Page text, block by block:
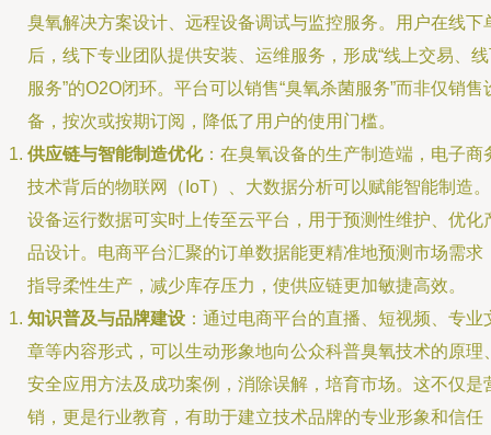
臭氧解决方案设计、远程设备调试与监控服务。用户在线下
后，线下专业团队提供安装、运维服务，形成“线上交易、
服务”的O2O闭环。平台可以销售“臭氧杀菌服务”而非仅销售
备，按次或按期订阅，降低了用户的使用门槛。
供应链与智能制造优化：在臭氧设备的生产制造端，电子商
技术背后的物联网（IoT）、大数据分析可以赋能智能制造。
设备运行数据可实时上传至云平台，用于预测性维护、优化
品设计。电商平台汇聚的订单数据能更精准地预测市场需求
指导柔性生产，减少库存压力，使供应链更加敏捷高效。
知识普及与品牌建设 ：通过电商平台的直播、短视频、专业
章等内容形式，可以生动形象地向公众科普臭氧技术的原理
安全应用方法及成功案例，消除误解，培育市场。这不仅是
销，更是行业教育，有助于建立技术品牌的专业形象和信任